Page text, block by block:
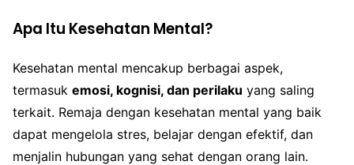
Apa Itu Kesehatan Mental?
Kesehatan mental mencakup berbagai aspek,
termasuk emosi, kognisi, dan perilaku yang saling
terkait. Remaja dengan kesehatan mental yang baik
dapat mengelola stres, belajar dengan efektif, dan
menjalin hubungan yang sehat dengan orang lain.